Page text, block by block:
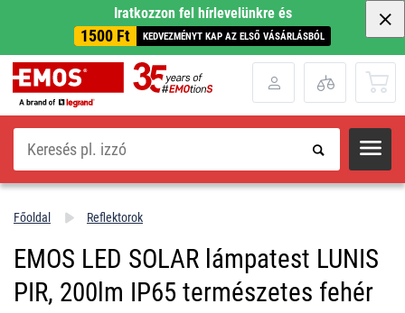
Iratkozzon fel hírlevelünkre és
1500 Ft KEDVEZMÉNYT KAP AZ ELSŐ VÁSÁRLÁSBÓL
Keresés
Főoldal Reflektorok
EMOS LED SOLAR lámpatest LUNIS
PIR, 200lm IP65 természetes fehér